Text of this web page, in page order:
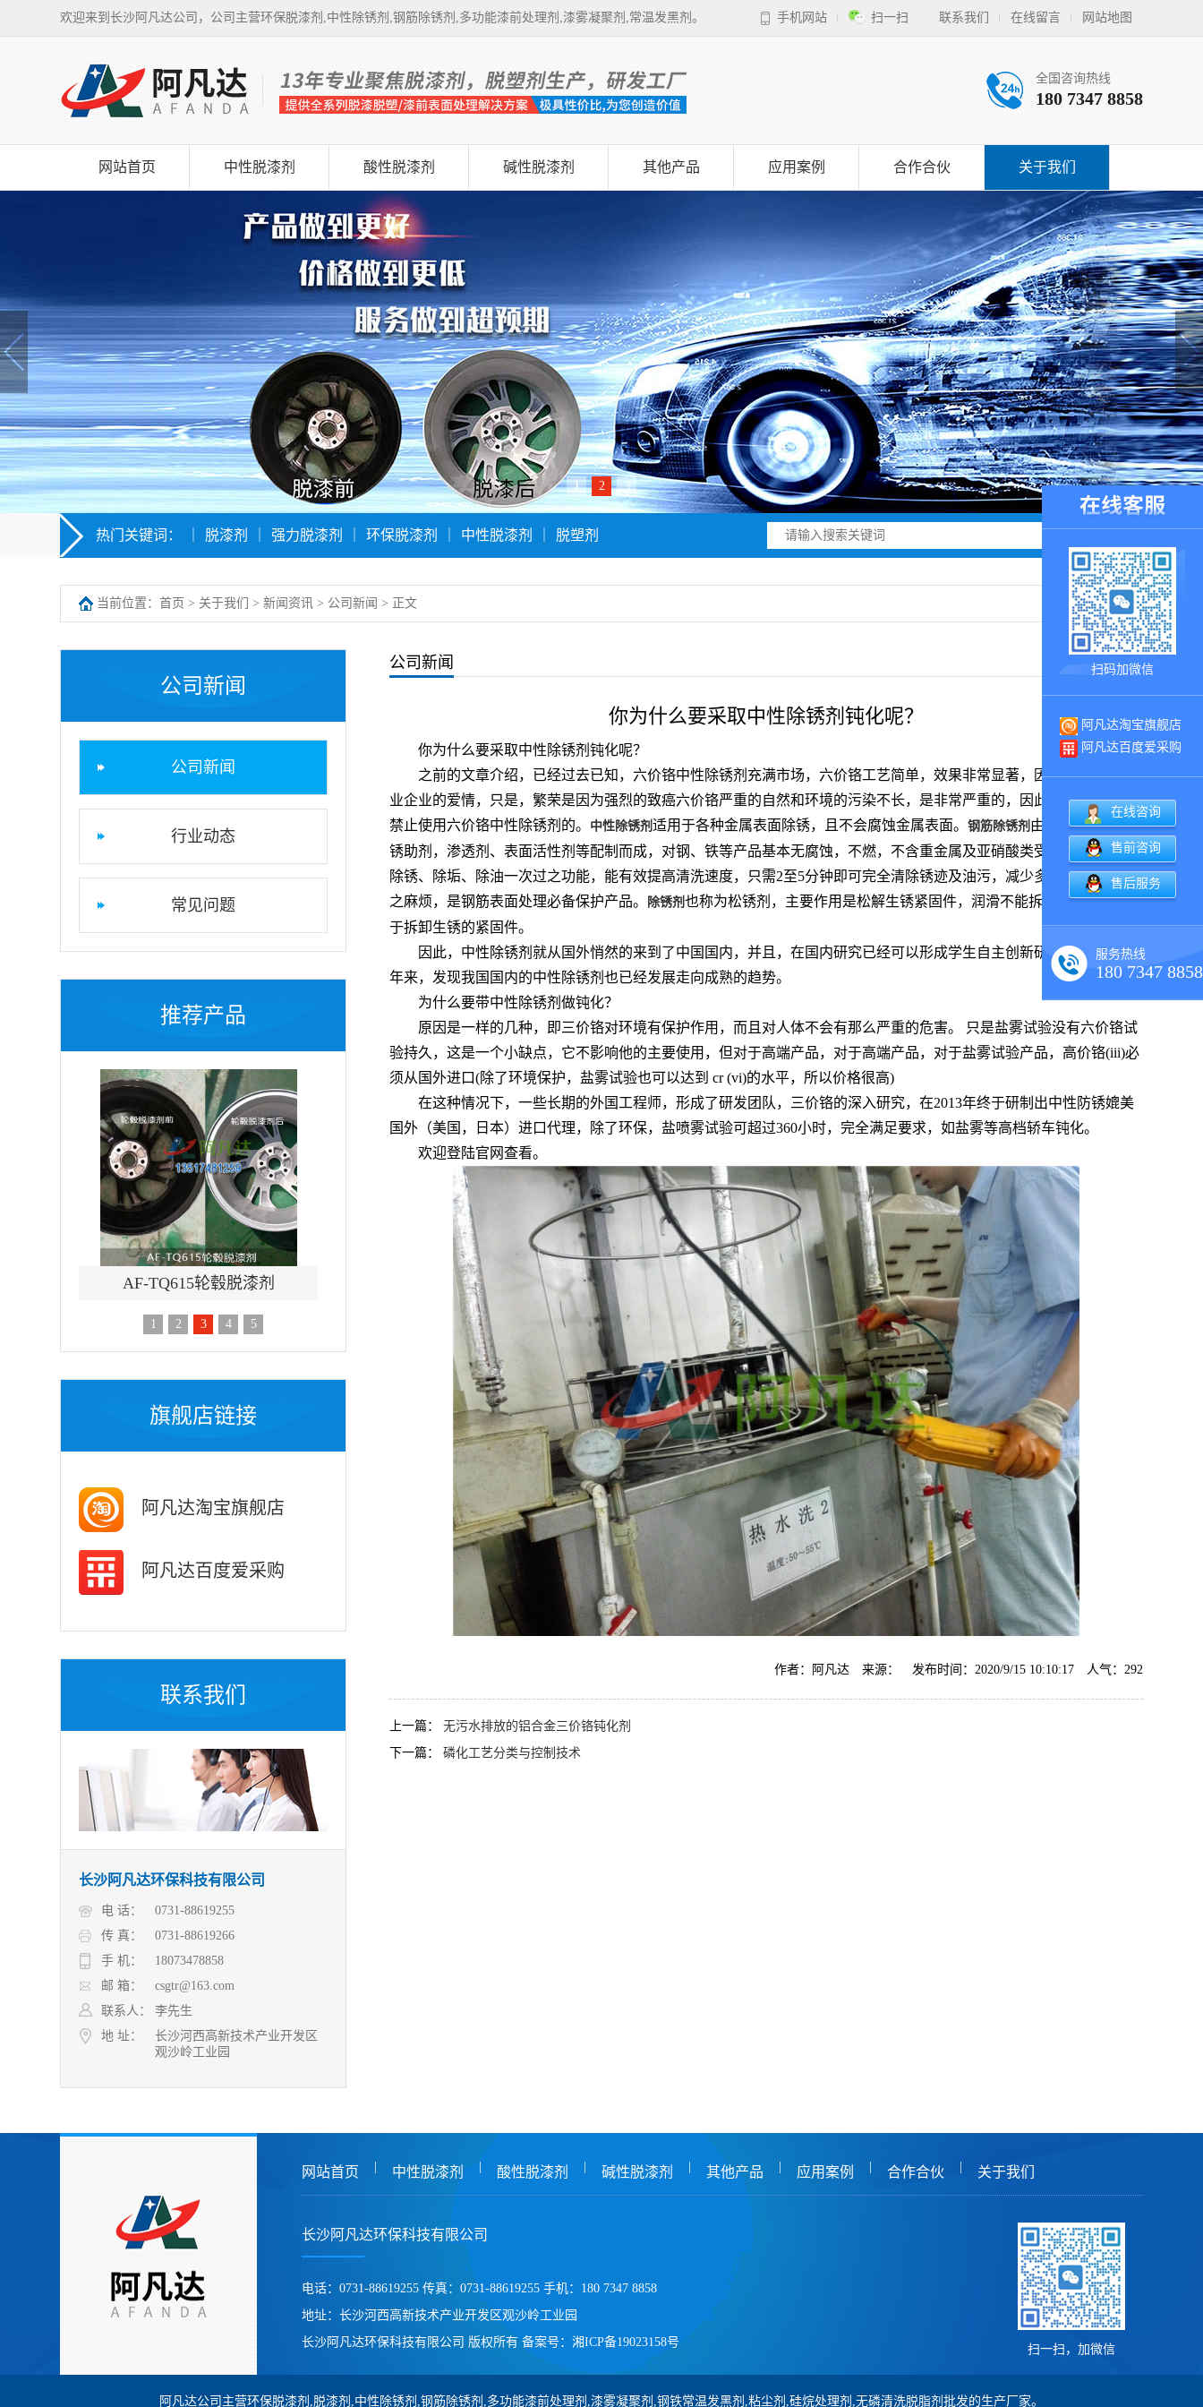
欢迎来到长沙阿凡达公司，公司主营环保脱漆剂,中性除锈剂,钢筋除锈剂,多功能漆前处理剂,漆雾凝聚剂,常温发黑剂。 联系我们 在线留言 网站地图
手机网站 扫一扫
全国咨询热线
180 7347 8858
网站首页 中性脱漆剂 酸性脱漆剂 碱性脱漆剂 其他产品 应用案例 合作合伙 关于我们
1 2 3
热门关键词： 脱漆剂 强力脱漆剂 环保脱漆剂 中性脱漆剂 脱塑剂
当前位置： 首页 > 关于我们 > 新闻资讯 > 公司新闻 > 正文
公司新闻
公司新闻
行业动态
常见问题
推荐产品
AF-TQ612强力刷涂脱漆剂 AF-CF658钢筋除锈剂 AF-TQ611塑粉脱除剂（常温）
1 2 3 4 5
旗舰店链接
阿凡达淘宝旗舰店
阿凡达百度爱采购
联系我们
长沙阿凡达环保科技有限公司
电 话：
0731-88619255
传 真：
0731-88619266
手 机：
18073478858
邮 箱：
csgtr@163.com
联系人：
李先生
地 址：
长沙河西高新技术产业开发区
观沙岭工业园
公司新闻
你为什么要采取中性除锈剂钝化呢？
你为什么要采取中性除锈剂钝化呢？
之前的文章介绍，已经过去已知，六价铬中性除锈剂充满市场，六价铬工艺简单，效果非常显著，因此受到众多工
业企业的爱情，只是，繁荣是因为强烈的致癌六价铬严重的自然和环境的污染不长，是非常严重的，因此下令国家明确
禁止使用六价铬中性除锈剂的。
中性除锈剂 适用于各种金属表面除锈，且不会腐蚀金属表面。 钢筋除锈剂 由多种除垢、除
锈助剂，渗透剂、表面活性剂等配制而成，对钢、铁等产品基本无腐蚀，不燃，不含重金属及亚硝酸类受控物质，具有
除锈、除垢、除油一次过之功能，能有效提高清洗速度，只需2至5分钟即可完全清除锈迹及油污，减少多次清洗、保护
之麻烦，是钢筋表面处理必备保护产品。
除锈剂 也称为松锈剂，主要作用是松解生锈紧固件，润滑不能拆卸的紧固件，便
于拆卸生锈的紧固件。
因此，中性除锈剂就从国外悄然的来到了中国国内，并且，在国内研究已经可以形成学生自主创新研发的趋势，近
年来，发现我国国内的中性除锈剂也已经发展走向成熟的趋势。
为什么要带中性除锈剂做钝化？
原因是一样的几种，即三价铬对环境有保护作用，而且对人体不会有那么严重的危害。 只是盐雾试验没有六价铬试
验持久，这是一个小缺点，它不影响他的主要使用，但对于高端产品，对于高端产品，对于盐雾试验产品，高价铬(iii)必
须从国外进口(除了环境保护，盐雾试验也可以达到 cr (vi)的水平，所以价格很高)
在这种情况下，一些长期的外国工程师，形成了研发团队，三价铬的深入研究，在2013年终于研制出中性防锈媲美
国外（美国，日本）进口代理，除了环保，盐喷雾试验可超过360小时，完全满足要求，如盐雾等高档轿车钝化。
欢迎登陆官网查看。
作者：阿凡达 来源： 发布时间：2020/9/15 10:10:17 人气： 292
上一篇： 无污水排放的铝合金三价铬钝化剂
下一篇： 磷化工艺分类与控制技术
网站首页 中性脱漆剂 酸性脱漆剂 碱性脱漆剂 其他产品 应用案例 合作合伙 关于我们
长沙阿凡达环保科技有限公司
电话：0731-88619255 传真：0731-88619255 手机：180 7347 8858
地址：长沙河西高新技术产业开发区观沙岭工业园
长沙阿凡达环保科技有限公司 版权所有备案号： 湘ICP备19023158号
扫一扫，加微信
阿凡达公司主营环保脱漆剂,脱漆剂,中性除锈剂,钢筋除锈剂,多功能漆前处理剂,漆雾凝聚剂,钢铁常温发黑剂,粘尘剂,硅烷处理剂,无磷清洗脱脂剂批发的生产厂家。
扫码加微信
阿凡达淘宝旗舰店
阿凡达百度爱采购
在线咨询
售前咨询
售后服务
服务热线
180 7347 8858